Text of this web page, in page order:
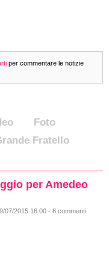
per commentare le notizie
Foto
Fratello
per Amedeo
07/2015 16:00 - 8 commenti